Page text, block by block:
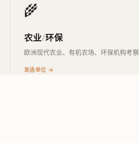
🌾
农业/环保
欧洲现代农业、有机农场、环保机构考察
发函单位 →